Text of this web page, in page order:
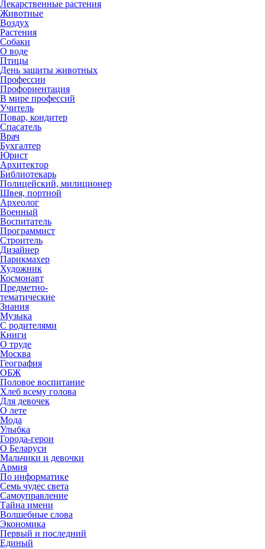
Лекарственные растения
Животные
Воздух
Растения
Собаки
О воде
Птицы
День защиты животных
Профессии
Профориентация
В мире профессий
Учитель
Повар, кондитер
Спасатель
Врач
Бухгалтер
Юрист
Архитектор
Библиотекарь
Полицейский, милиционер
Швея, портной
Археолог
Военный
Воспитатель
Программист
Строитель
Дизайнер
Парикмахер
Художник
Космонавт
Предметно-
тематические
Знания
Музыка
С родителями
Книги
О труде
Москва
География
ОБЖ
Половое воспитание
Хлеб всему голова
Для девочек
О лете
Мода
Улыбка
Города-герои
О Беларуси
Мальчики и девочки
Армия
По информатике
Семь чудес света
Самоуправление
Тайна имени
Волшебные слова
Экономика
Первый и последний
Единый